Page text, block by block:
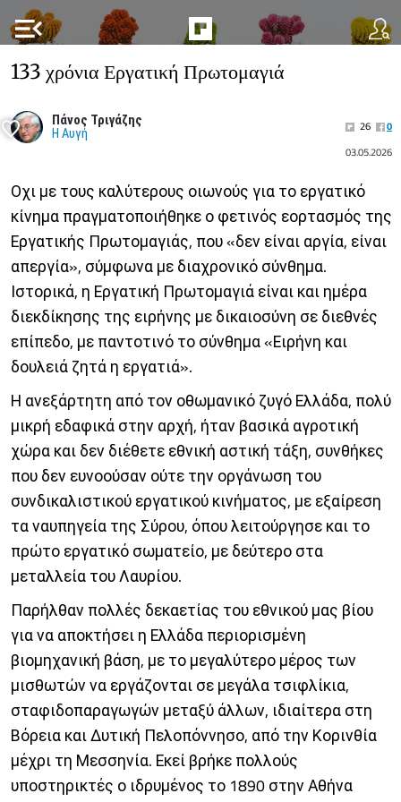
menu_open
133 χρόνια Εργατική Πρωτομαγιά
Πάνος Τριγάζης
Η Αυγή 26
0
03.05.2026
Οχι με τους καλύτερους οιωνούς για το εργατικό
κίνημα πραγματοποιήθηκε ο φετινός εορτασμός της
Εργατικής Πρωτομαγιάς, που «δεν είναι αργία, είναι
απεργία», σύμφωνα με διαχρονικό σύνθημα.
Ιστορικά, η Εργατική Πρωτομαγιά είναι και ημέρα
διεκδίκησης της ειρήνης με δικαιοσύνη σε διεθνές
επίπεδο, με παντοτινό το σύνθημα «Ειρήνη και
δουλειά ζητά η εργατιά».
Η ανεξάρτητη από τον οθωμανικό ζυγό Ελλάδα, πολύ
μικρή εδαφικά στην αρχή, ήταν βασικά αγροτική
χώρα και δεν διέθετε εθνική αστική τάξη, συνθήκες
που δεν ευνοούσαν ούτε την οργάνωση του
συνδικαλιστικού εργατικού κινήματος, με εξαίρεση
τα ναυπηγεία της Σύρου, όπου λειτούργησε και το
πρώτο εργατικό σωματείο, με δεύτερο στα
μεταλλεία του Λαυρίου.
Παρήλθαν πολλές δεκαετίας του εθνικού μας βίου
για να αποκτήσει η Ελλάδα περιορισμένη
βιομηχανική βάση, με το μεγαλύτερο μέρος των
μισθωτών να εργάζονται σε μεγάλα τσιφλίκια,
σταφιδοπαραγωγών μεταξύ άλλων, ιδιαίτερα στη
Βόρεια και Δυτική Πελοπόννησο, από την Κορινθία
μέχρι τη Μεσσηνία. Εκεί βρήκε πολλούς
υποστηρικτές ο ιδρυμένος το 1890 στην Αθήνα